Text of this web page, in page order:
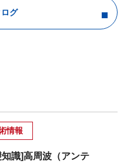
グ
情報
知識]高周波（アンテ